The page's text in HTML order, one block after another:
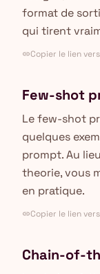
format de
qui tirent
linkCopier le lien
Few-shot
Le few-shot
quelques
prompt. Au
theorie, vous
en pratique.
linkCopier le lien
Chain-of-